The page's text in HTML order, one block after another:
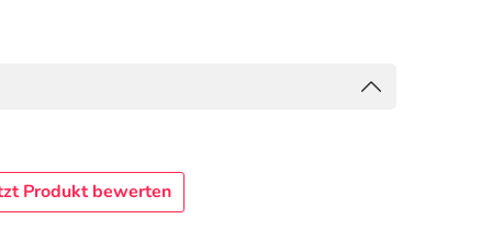
Produkt bewerten